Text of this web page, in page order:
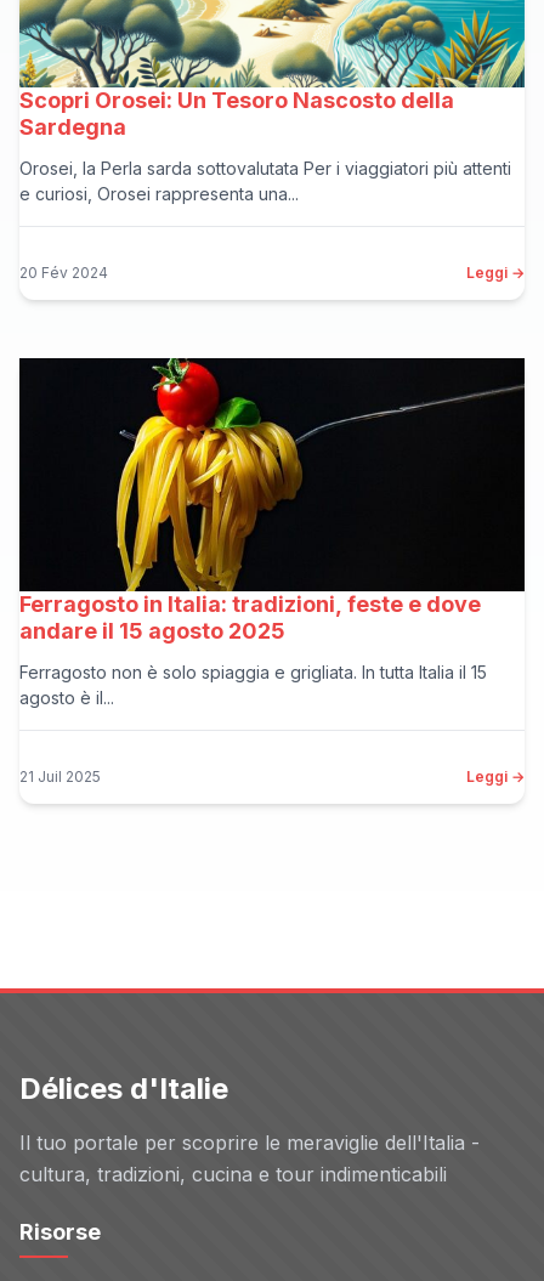
Scopri Orosei: Un Tesoro Nascosto della
Sardegna
Orosei, la Perla sarda sottovalutata Per i viaggiatori più attenti
e curiosi, Orosei rappresenta una...
20 Fév 2024 Leggi →
Ferragosto in Italia: tradizioni, feste e dove
andare il 15 agosto 2025
Ferragosto non è solo spiaggia e grigliata. In tutta Italia il 15
agosto è il...
21 Juil 2025 Leggi →
Délices d'Italie
Il tuo portale per scoprire le meraviglie dell'Italia -
cultura, tradizioni, cucina e tour indimenticabili
Risorse